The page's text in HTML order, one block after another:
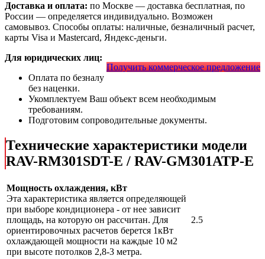
Доставка и оплата: по Москве — доставка бесплатная, по
России — определяется индивидуально. Возможен
самовывоз. Способы оплаты: наличные, безналичный расчет,
карты Visa и Mastercard, Яндекс-деньги.
Получить коммерческое предложение
Для юридических лиц:
Оплата по безналу
без наценки.
Укомплектуем Ваш объект всем необходимым
требованиям.
Подготовим сопроводительные документы.
Технические характеристики модели
RAV-RM301SDT-E / RAV-GM301ATP-E
Мощность охлаждения, кВт
Эта характеристика является определяющей
при выборе кондиционера - от нее зависит
площадь, на которую он рассчитан. Для
ориентировочных расчетов берется 1кВт
охлаждающей мощности на каждые 10 м2
при высоте потолков 2,8-3 метра.
2.5